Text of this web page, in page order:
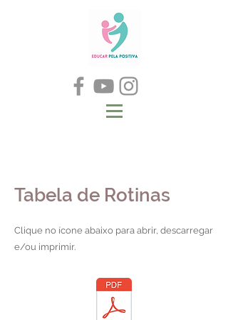
Tabela de Rotinas
Clique no ícone abaixo para abrir, descarregar
e/ou imprimir.